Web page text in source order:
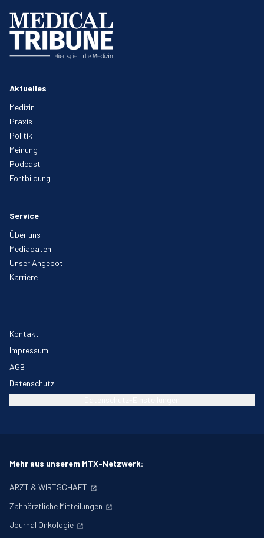
Aktuelles
Medizin
Praxis
Politik
Meinung
Podcast
Fortbildung
Service
Über uns
Mediadaten
Unser Angebot
Karriere
Kontakt
Impressum
AGB
Datenschutz
Mehr aus unserem MTX-Netzwerk:
ARZT & WIRTSCHAFT
Zahnärztliche Mitteilungen
Journal Onkologie